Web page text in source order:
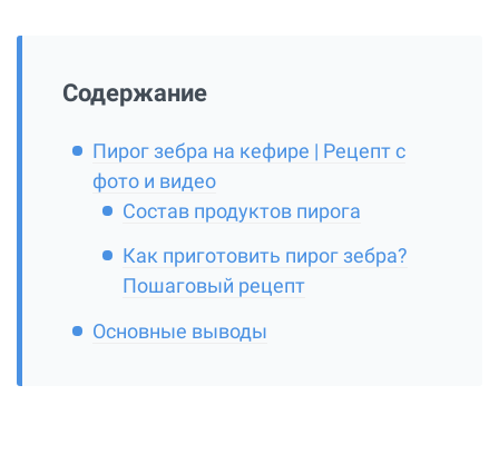
Содержание
Пирог зебра на кефире | Рецепт с
фото и видео
Состав продуктов пирога
Как приготовить пирог зебра?
Пошаговый рецепт
Основные выводы